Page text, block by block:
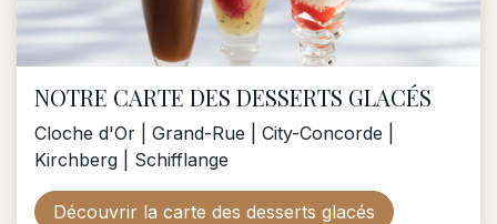
NOTRE CARTE DES DESSERTS GLACÉS
Cloche d'Or | Grand-Rue | City-Concorde |
Kirchberg | Schifflange
Découvrir la carte des desserts glacés